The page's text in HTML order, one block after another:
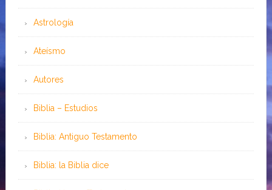
Astrología
Ateísmo
Autores
Biblia – Estudios
Biblia: Antiguo Testamento
Biblia: la Biblia dice